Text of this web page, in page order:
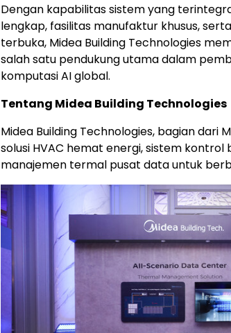
Dengan kapabilitas sistem yang
lengkap, fasilitas manufaktur khusus,
terbuka, Midea Building Technologies
salah satu pendukung utama dalam
komputasi AI global.
Tentang Midea Building Technologies
Midea Building Technologies, bagian dari
solusi HVAC hemat energi, sistem kontrol
manajemen termal pusat data untuk